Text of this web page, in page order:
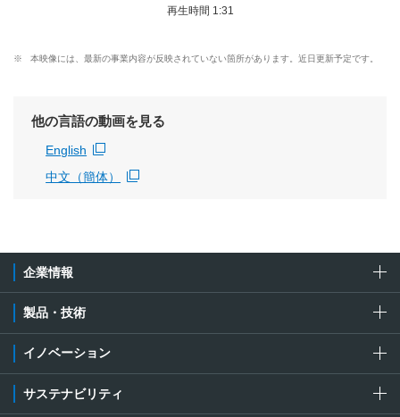
再生時間 1:31
※ 本映像には、最新の事業内容が反映されていない箇所があります。近日更新予定です。
他の言語の動画を見る
English
新規ウィンドウを開きます
中文（簡体）
企業情報
製品・技術
イノベーション
サステナビリティ